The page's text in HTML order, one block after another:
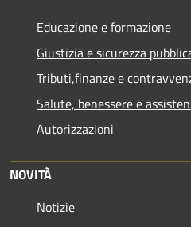
Educazione e formazione
Giustizia e sicurezza
Tributi,finanze e
Salute, benessere e
Autorizzazioni
NOVITÀ
Notizie